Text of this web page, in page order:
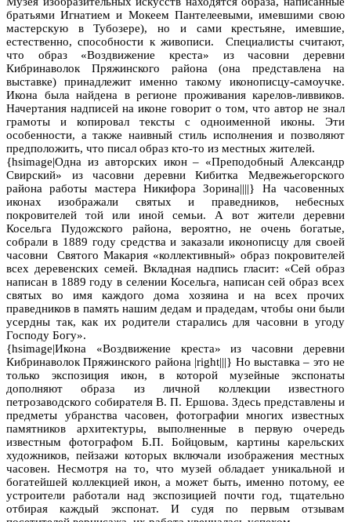
братьями Игнатием и Мокеем Пантелеевыми, имевшими свою
мастерскую в Тубозере), но и сами крестьяне, имевшие,
естественно, способности к живописи. Специалисты считают,
что образ «Воздвижение креста» из часовни деревни
Кибринаволок Пряжинского района (она представлена на
выставке) принадлежит именно такому иконописцу-самоучке.
Икона была найдена в регионе проживания карелов-ливвиков.
Начертания надписей на иконе говорит о том, что автор не знал
грамоты и копировал тексты с одноименной иконы. Эти
особенности, а также наивный стиль исполнения и позволяют
предположить, что писал образ кто-то из местных жителей.
{hsimage|Одна из авторских икон – «Преподобный Александр
Свирский» из часовни деревни Кибитка Медвежьегорского
района работы мастера Никифора Зорина||||} На часовенных
иконах изображали святых и праведников, небесных
покровителей той или иной семьи. А вот жители деревни
Косельга Пудожского района, вероятно, не очень богатые,
собрали в 1889 году средства и заказали иконописцу для своей
часовни Святого Макария «коллективный» образ покровителей
всех деревенских семей. Вкладная надпись гласит: «Сей образ
написан в 1889 году в селении Косельга, написан сей образ всех
святых во имя каждого дома хозяина и на всех прочих
праведников в память нашим дедам и прадедам, чтобы они были
усердны так, как их родители старались для часовни в угоду
Господу Богу».
{hsimage|Икона «Воздвижение креста» из часовни деревни
Кибринаволок Пряжинского района |right|||} Но выставка – это не
только экспозиция икон, в которой музейные экспонаты
дополняют образа из личной коллекции известного
петрозаводского собирателя В. П. Ершова. Здесь представлены и
предметы убранства часовен, фотографии многих известных
памятников архитектуры, выполненные в первую очередь
известным фотографом Б.П. Бойцовым, картины карельских
художников, пейзажи которых включали изображения местных
часовен. Несмотря на то, что музей обладает уникальной и
богатейшей коллекцией икон, а может быть, именно потому, ее
устроители работали над экспозицией почти год, тщательно
отбирая каждый экспонат. И судя по первым отзывам